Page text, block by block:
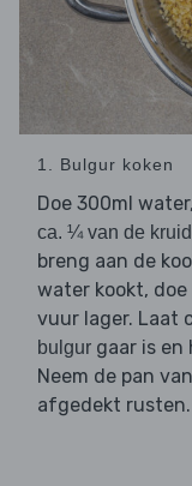
1. Bulgur koken
Doe 300ml
ca. ¼ van de
breng aan de
water kookt, doe
vuur lager. Laat
bulgur gaar is
Neem de pan
afgedekt rusten.